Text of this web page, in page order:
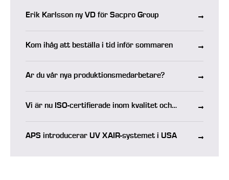
Erik Karlsson ny VD för Sacpro Group
Kom ihåg att beställa i tid inför sommaren
Är du vår nya produktionsmedarbetare?
Vi är nu ISO-certifierade inom kvalitet och
APS introducerar UV XAIR-systemet i USA